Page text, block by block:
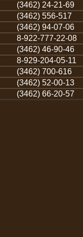
(3462) 24-21-69
(3462) 556-517
(3462) 94-07-06
8-922-777-22-08
(3462) 46-90-46
8-929-204-05-11
(3462) 700-616
(3462) 52-00-13
(3462) 66-20-57